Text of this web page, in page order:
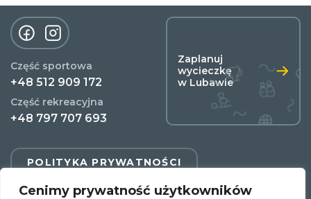
Cenimy prywatność użytkowników
Część sportowa
+48 512 909 172
Część rekreacyjna
+48 797 707 693
Zaplanuj
wycieczkę
w Lubawie
POLITYKA PRYWATNOŚCI